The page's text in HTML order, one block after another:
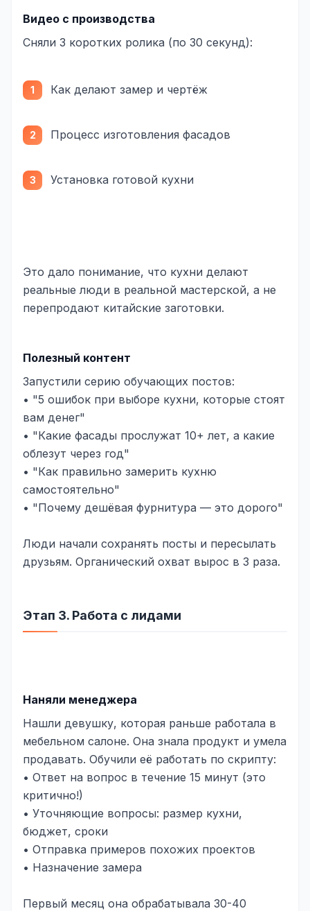
Видео с производства
Сняли 3 коротких ролика (по 30 секунд):
Как делают замер и чертёж
Процесс изготовления фасадов
Установка готовой кухни
Это дало понимание, что кухни делают
реальные люди в реальной мастерской, а не
перепродают китайские заготовки.
Полезный контент
Запустили серию обучающих постов:
• "5 ошибок при выборе кухни, которые стоят
вам денег"
• "Какие фасады прослужат 10+ лет, а какие
облезут через год"
• "Как правильно замерить кухню
самостоятельно"
• "Почему дешёвая фурнитура — это дорого"
Люди начали сохранять посты и пересылать
друзьям. Органический охват вырос в 3 раза.
Этап 3. Работа с лидами
Наняли менеджера
Нашли девушку, которая раньше работала в
мебельном салоне. Она знала продукт и умела
продавать. Обучили её работать по скрипту:
• Ответ на вопрос в течение 15 минут (это
критично!)
• Уточняющие вопросы: размер кухни,
бюджет, сроки
• Отправка примеров похожих проектов
• Назначение замера
Первый месяц она обрабатывала 30-40